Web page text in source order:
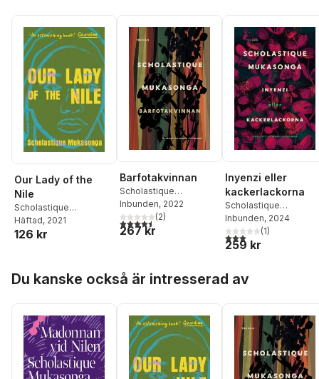
Our Lady of the
Nile
Scholastique
Mukasonga
Häftad, 2021
126 kr
Barfotakvinnan
Scholastique
Mukasonga
Inbunden, 2022
4,5utav 5 stjärnor. Totalt antal röster:
(2)
267 kr
Inyenzi eller
kackerlackorna
Scholastique
Mukasonga
Inbunden, 2024
3,0utav 5 stjärnor.
(1)
259 kr
Du kanske också är intresserad av